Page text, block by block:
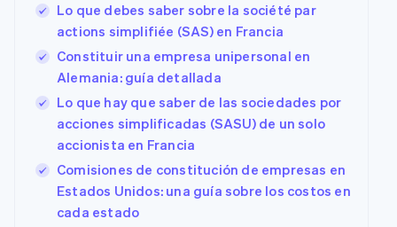
Lo que debes saber sobre la société par
actions simplifiée (SAS) en Francia
Constituir una empresa unipersonal en
Alemania: guía detallada
Lo que hay que saber de las sociedades por
acciones simplificadas (SASU) de un solo
accionista en Francia
Comisiones de constitución de empresas en
Estados Unidos: una guía sobre los costos en
cada estado